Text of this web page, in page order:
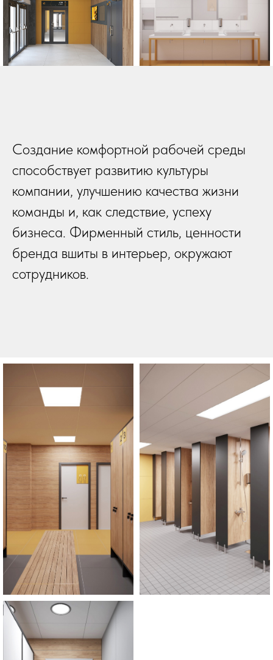
Создание комфортной рабочей среды
способствует развитию культуры
компании, улучшению качества жизни
команды и, как следствие, успеху
бизнеса. Фирменный стиль, ценности
бренда вшиты в интерьер, окружают
сотрудников.